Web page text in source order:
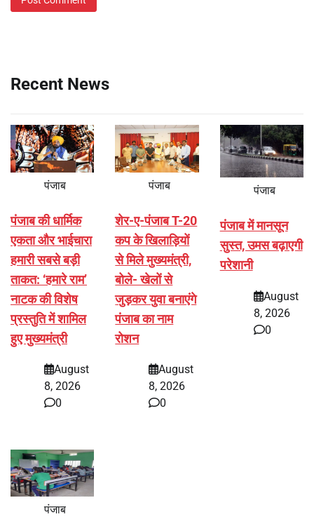
Recent News
पंजाब
पंजाब की धार्मिक
एकता और भाईचारा
हमारी सबसे बड़ी
ताकत: ‘हमारे राम’
नाटक की विशेष
प्रस्तुति में शामिल
हुए मुख्यमंत्री
August
8, 2026
0
पंजाब
शेर-ए-पंजाब T-20
कप के खिलाड़ियों
से मिले मुख्यमंत्री,
बोले- खेलों से
जुड़कर युवा बनाएंगे
पंजाब का नाम
रोशन
August
8, 2026
0
पंजाब
पंजाब में मानसून
सुस्त, उमस बढ़ाएगी
परेशानी
August
8, 2026
0
पंजाब